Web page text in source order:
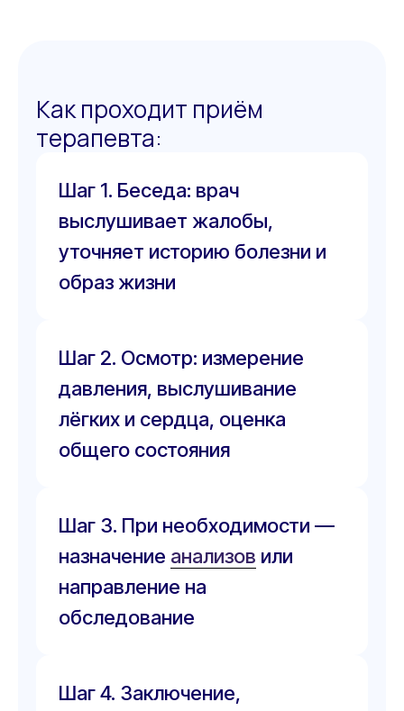
Как проходит приём
терапевта:
Шаг 1. Беседа: врач
выслушивает жалобы,
уточняет историю болезни и
образ жизни
Шаг 2. Осмотр: измерение
давления, выслушивание
лёгких и сердца, оценка
общего состояния
Шаг 3. При необходимости —
назначение анализов или
направление на
обследование
Шаг 4. Заключение,